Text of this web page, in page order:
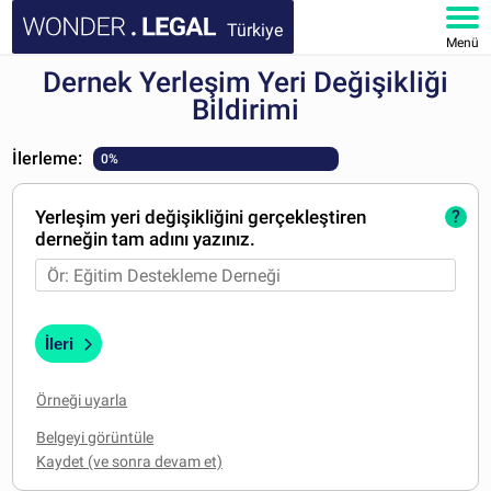
Türkiye
Menü
ANA SAYFA
HESABIM
Dernek Yerleşim Yeri Değişikliği
Bildirimi
İlerleme: 0%
Yerleşim yeri değişikliğini gerçekleştiren
derneğin tam adını yazınız.
?
İleri
Örneği uyarla
Belgeyi görüntüle